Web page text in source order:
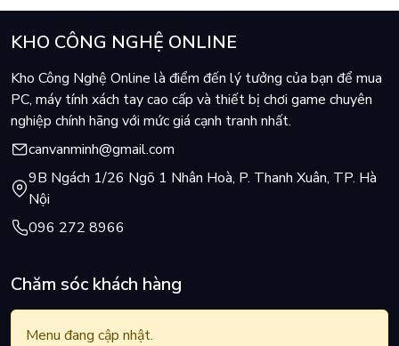
KHO CÔNG NGHỆ ONLINE
Kho Công Nghệ Online là điểm đến lý tưởng của bạn để mua
PC, máy tính xách tay cao cấp và thiết bị chơi game chuyên
nghiệp chính hãng với mức giá cạnh tranh nhất.
canvanminh@gmail.com
9B Ngách 1/26 Ngõ 1 Nhân Hoà, P. Thanh Xuân, TP. Hà
Nội
096 272 8966
Chăm sóc khách hàng
Menu đang cập nhật.